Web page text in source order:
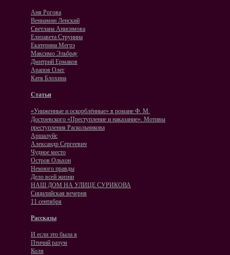
Аня Рогова
Вениамин Ленский
Светлана Анисимова
Елизавета Струнина
Екатерина Мегрэ
Максимо Эльбрау
Дмитрий Ермаков
Арапов Олег
Катя Блохина
Статьи
«Униженные и оскорблённые» в романе Ф. М.
Достоевского «Преступление и наказание». Мотивы
преступления Раскольникова
Аршалуйс
Александр Сергеевич
Чудное место
Остров Ольхон
Немного правды
Дело всей жизни
НАШ ДОМ НА УЛИЦЕ СУРИКОВА
Сицилийская вечерня
11 сентября
Рассказы
И если это была я
Птичий разум
Коля